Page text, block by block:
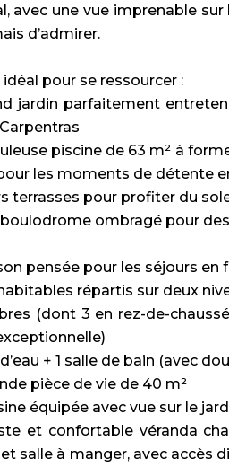
avec une vue imprenable sur
d’admirer.
idéal pour se ressourcer :
jardin parfaitement
piscine de 63 m² à
les moments de détente
terrasses pour profiter du
boulodrome ombragé pour
pensée pour les séjours en
habitables répartis sur deux
(dont 3 en rez-de-
d’eau + 1 salle de bain (avec
pièce de vie de 40 m²
équipée avec vue sur le
et confortable véranda
salle à manger, avec accès